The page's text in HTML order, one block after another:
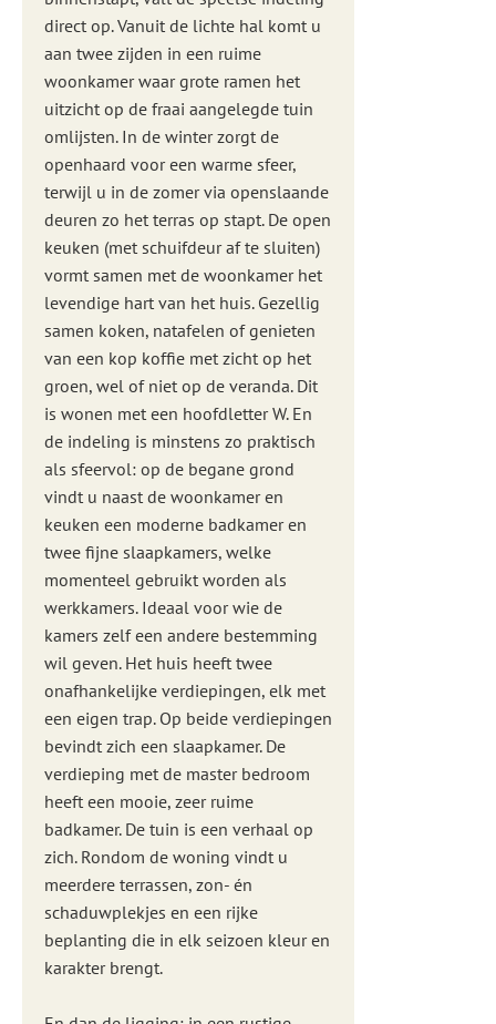
direct op. Vanuit de lichte hal komt u
aan twee zijden in een ruime
woonkamer waar grote ramen het
uitzicht op de fraai aangelegde tuin
omlijsten. In de winter zorgt de
openhaard voor een warme sfeer,
terwijl u in de zomer via openslaande
deuren zo het terras op stapt. De open
keuken (met schuifdeur af te sluiten)
vormt samen met de woonkamer het
levendige hart van het huis. Gezellig
samen koken, natafelen of genieten
van een kop koffie met zicht op het
groen, wel of niet op de veranda. Dit
is wonen met een hoofdletter W. En
de indeling is minstens zo praktisch
als sfeervol: op de begane grond
vindt u naast de woonkamer en
keuken een moderne badkamer en
twee fijne slaapkamers, welke
momenteel gebruikt worden als
werkkamers. Ideaal voor wie de
kamers zelf een andere bestemming
wil geven. Het huis heeft twee
onafhankelijke verdiepingen, elk met
een eigen trap. Op beide verdiepingen
bevindt zich een slaapkamer. De
verdieping met de master bedroom
heeft een mooie, zeer ruime
badkamer. De tuin is een verhaal op
zich. Rondom de woning vindt u
meerdere terrassen, zon- én
schaduwplekjes en een rijke
beplanting die in elk seizoen kleur en
karakter brengt.